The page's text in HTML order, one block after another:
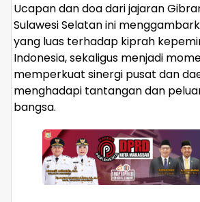
Ucapan dan doa dari jajaran
Sulawesi Selatan ini
yang luas terhadap kiprah
Indonesia, sekaligus menjadi
memperkuat sinergi pusat dan
menghadapi tantangan dan
bangsa.